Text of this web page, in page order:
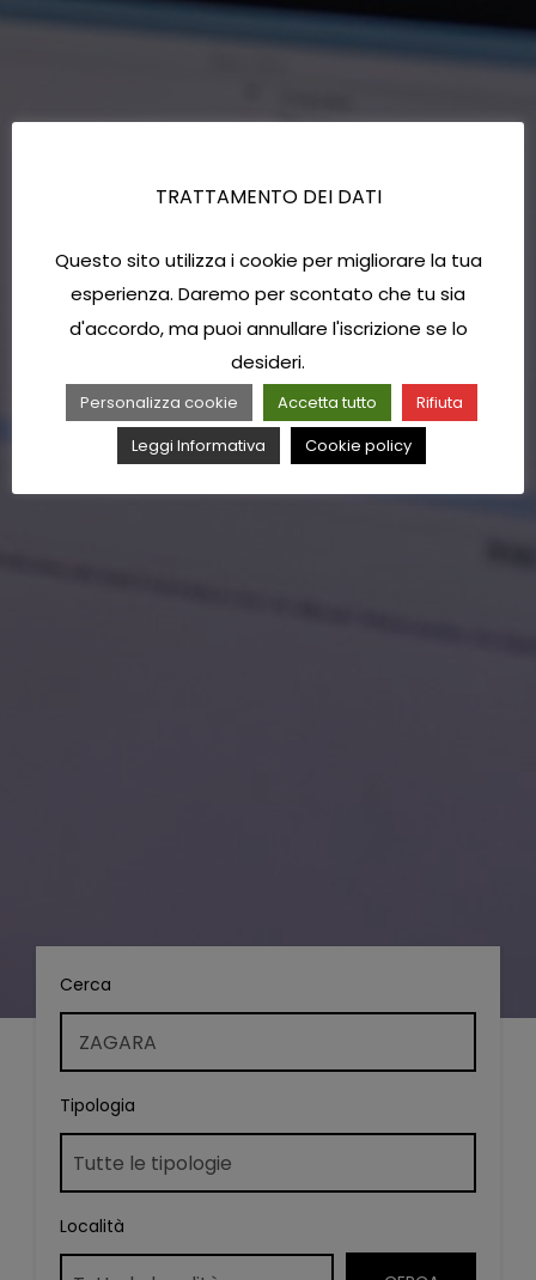
Cerca
Tipologia
Località
TRATTAMENTO DEI DATI
Questo sito utilizza i cookie per migliorare la tua
esperienza. Daremo per scontato che tu sia
d'accordo, ma puoi annullare l'iscrizione se lo
desideri.
Personalizza cookie Accetta tutto
Rifiuta
Leggi Informativa
Cookie policy